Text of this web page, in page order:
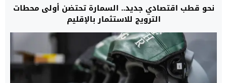
نحو قطب اقتصادي جديد.. السمارة تحتضن أولى محطات
الترويج للاستثمار بالإقليم